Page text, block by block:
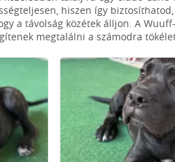
hiszen így
a távolság közétek álljon. A
megtalálni a számodra